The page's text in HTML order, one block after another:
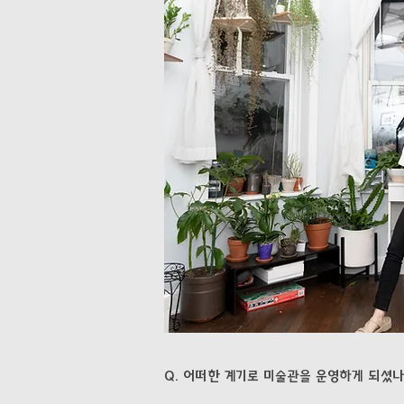
Q. 어떠한 계기로 미술관을 운영하게 되셨